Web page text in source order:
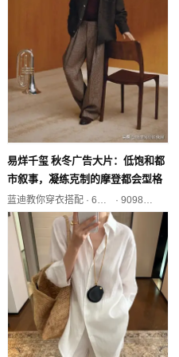
易烊千玺 秋冬广告大片：低饱和都
市叙事，凝练克制的摩登都会型格
蓝迪教你穿衣搭配 · ·